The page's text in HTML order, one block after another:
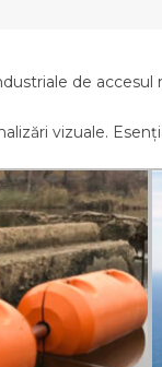
de
vizuale.